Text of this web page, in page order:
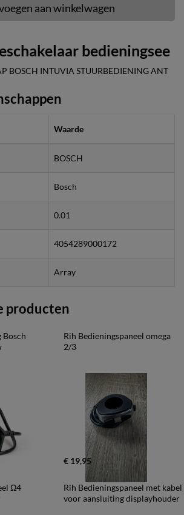
aan winkelwagen
bedieningsee
BOSCH INTUVIA STUURBEDIENING ANT
Waarde
BOSCH
Bosch
0.01
4054289000172
Array
producten
Bosch
Rih Bedieningspaneel omega
2/3
€ 19,95
Ω4
Rih Bedieningspaneel met kabel
voor aansluiting displayhouder